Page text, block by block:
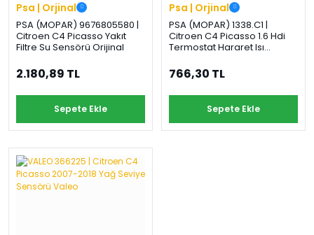
K
›
Ş
›
A
›
Psa | Orjinal
PSA (MOPAR) 9676805580 |
Citroen C4 Picasso Yakıt
Filtre Su Sensörü Orijinal
2.180,89 TL
Sepete Ekle
Psa | Orjinal
PSA (MOPAR) 1338.C1 |
Citroen C4 Picasso 1.6 Hdi
Termostat Hararet Isı
766,30 TL
Sepete Ekle